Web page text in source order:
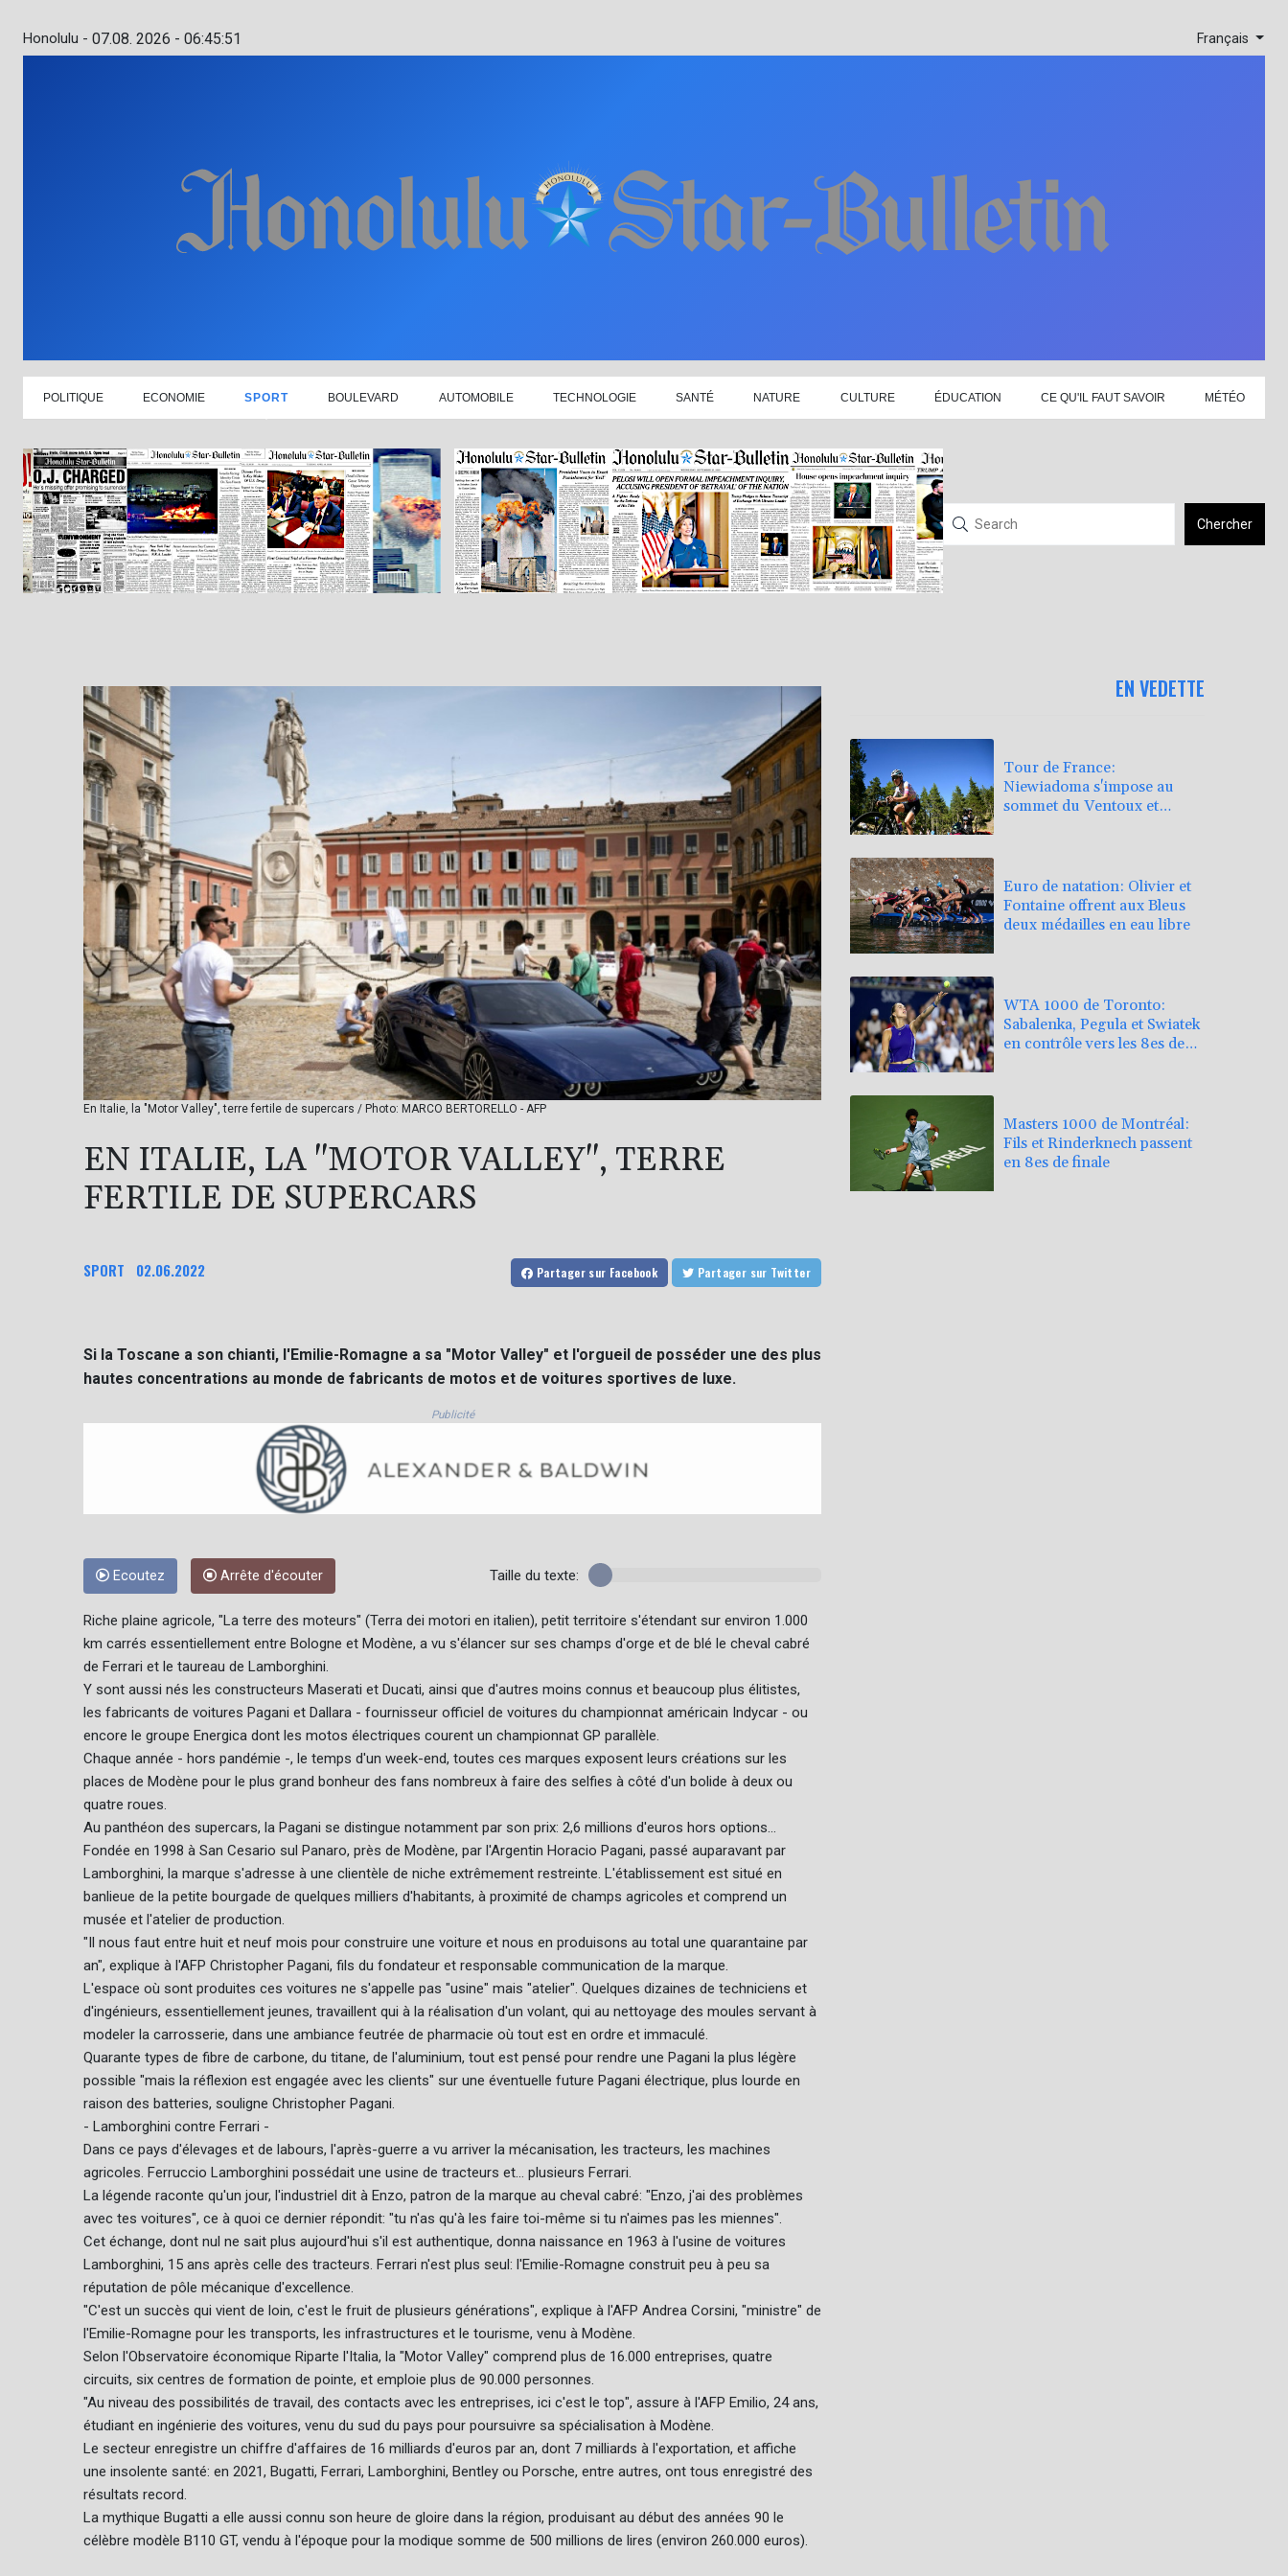
Honolulu - 07.08. 2026 - 06:45:52 Français
POLITIQUE ECONOMIE SPORT BOULEVARD AUTOMOBILE TECHNOLOGIE SANTÉ NATURE CULTURE ÉDUCATION CE QU'IL FAUT SAVOIR MÉTÉO
Chercher
En Italie, la "Motor Valley", terre fertile de supercars / Photo: MARCO BERTORELLO - AFP
EN ITALIE, LA "MOTOR VALLEY", TERRE
FERTILE DE SUPERCARS
SPORT 02.06.2022 Partager sur Facebook Partager sur Twitter
Si la Toscane a son chianti, l'Emilie-Romagne a sa "Motor Valley" et l'orgueil de posséder une des plus
hautes concentrations au monde de fabricants de motos et de voitures sportives de luxe.
Publicité
Ecoutez Arrête d'écouter Taille du texte:
Riche plaine agricole, "La terre des moteurs" (Terra dei motori en italien), petit territoire s'étendant sur environ 1.000
km carrés essentiellement entre Bologne et Modène, a vu s'élancer sur ses champs d'orge et de blé le cheval cabré
de Ferrari et le taureau de Lamborghini.
Y sont aussi nés les constructeurs Maserati et Ducati, ainsi que d'autres moins connus et beaucoup plus élitistes,
les fabricants de voitures Pagani et Dallara - fournisseur officiel de voitures du championnat américain Indycar - ou
encore le groupe Energica dont les motos électriques courent un championnat GP parallèle.
Chaque année - hors pandémie -, le temps d'un week-end, toutes ces marques exposent leurs créations sur les
places de Modène pour le plus grand bonheur des fans nombreux à faire des selfies à côté d'un bolide à deux ou
quatre roues.
Au panthéon des supercars, la Pagani se distingue notamment par son prix: 2,6 millions d'euros hors options...
Fondée en 1998 à San Cesario sul Panaro, près de Modène, par l'Argentin Horacio Pagani, passé auparavant par
Lamborghini, la marque s'adresse à une clientèle de niche extrêmement restreinte. L'établissement est situé en
banlieue de la petite bourgade de quelques milliers d'habitants, à proximité de champs agricoles et comprend un
musée et l'atelier de production.
"Il nous faut entre huit et neuf mois pour construire une voiture et nous en produisons au total une quarantaine par
an", explique à l'AFP Christopher Pagani, fils du fondateur et responsable communication de la marque.
L'espace où sont produites ces voitures ne s'appelle pas "usine" mais "atelier". Quelques dizaines de techniciens et
d'ingénieurs, essentiellement jeunes, travaillent qui à la réalisation d'un volant, qui au nettoyage des moules servant à
modeler la carrosserie, dans une ambiance feutrée de pharmacie où tout est en ordre et immaculé.
Quarante types de fibre de carbone, du titane, de l'aluminium, tout est pensé pour rendre une Pagani la plus légère
possible "mais la réflexion est engagée avec les clients" sur une éventuelle future Pagani électrique, plus lourde en
raison des batteries, souligne Christopher Pagani.
- Lamborghini contre Ferrari -
Dans ce pays d'élevages et de labours, l'après-guerre a vu arriver la mécanisation, les tracteurs, les machines
agricoles. Ferruccio Lamborghini possédait une usine de tracteurs et... plusieurs Ferrari.
La légende raconte qu'un jour, l'industriel dit à Enzo, patron de la marque au cheval cabré: "Enzo, j'ai des problèmes
avec tes voitures", ce à quoi ce dernier répondit: "tu n'as qu'à les faire toi-même si tu n'aimes pas les miennes".
Cet échange, dont nul ne sait plus aujourd'hui s'il est authentique, donna naissance en 1963 à l'usine de voitures
Lamborghini, 15 ans après celle des tracteurs. Ferrari n'est plus seul: l'Emilie-Romagne construit peu à peu sa
réputation de pôle mécanique d'excellence.
"C'est un succès qui vient de loin, c'est le fruit de plusieurs générations", explique à l'AFP Andrea Corsini, "ministre" de
l'Emilie-Romagne pour les transports, les infrastructures et le tourisme, venu à Modène.
Selon l'Observatoire économique Riparte l'Italia, la "Motor Valley" comprend plus de 16.000 entreprises, quatre
circuits, six centres de formation de pointe, et emploie plus de 90.000 personnes.
"Au niveau des possibilités de travail, des contacts avec les entreprises, ici c'est le top", assure à l'AFP Emilio, 24 ans,
étudiant en ingénierie des voitures, venu du sud du pays pour poursuivre sa spécialisation à Modène.
Le secteur enregistre un chiffre d'affaires de 16 milliards d'euros par an, dont 7 milliards à l'exportation, et affiche
une insolente santé: en 2021, Bugatti, Ferrari, Lamborghini, Bentley ou Porsche, entre autres, ont tous enregistré des
résultats record.
La mythique Bugatti a elle aussi connu son heure de gloire dans la région, produisant au début des années 90 le
célèbre modèle B110 GT, vendu à l'époque pour la modique somme de 500 millions de lires (environ 260.000 euros).
EN VEDETTE
Tour de France:
Niewiadoma s'impose au
sommet du Ventoux et
Euro de natation: Olivier et
Fontaine offrent aux Bleus
deux médailles en eau libre
WTA 1000 de Toronto:
Sabalenka, Pegula et Swiatek
en contrôle vers les 8es de
Masters 1000 de Montréal:
Fils et Rinderknech passent
en 8es de finale